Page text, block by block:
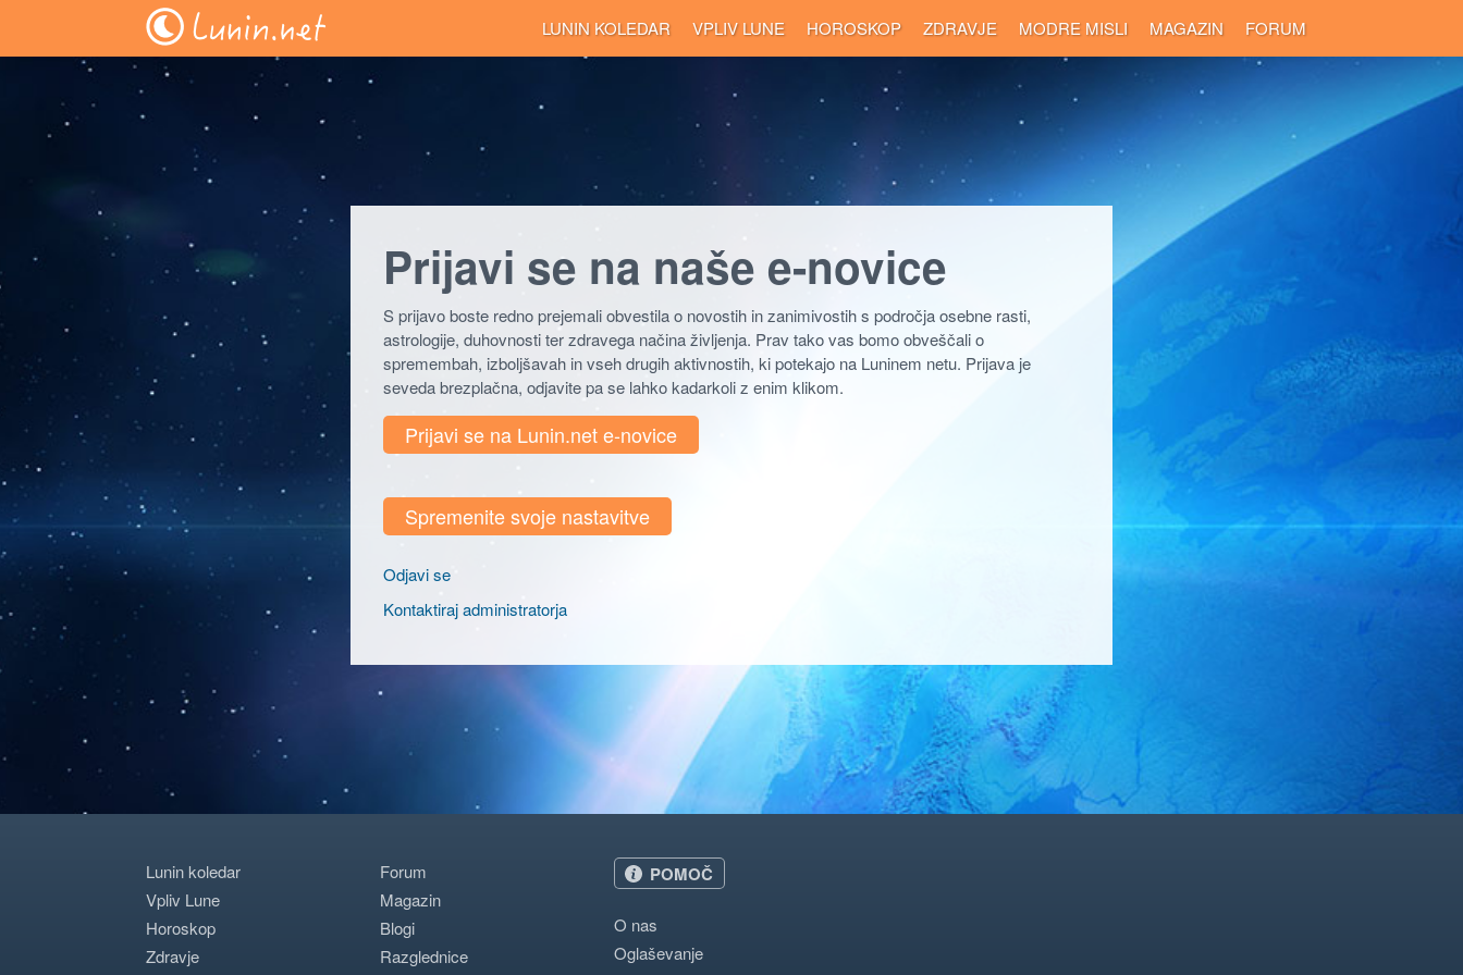
LUNIN KOLEDAR VPLIV LUNE HOROSKOP ZDRAVJE MODRE MISLI MAGAZIN FORUM
Prijavi se na naše e-novice
S prijavo boste redno prejemali obvestila o novostih in zanimivostih s področja osebne rasti,
astrologije, duhovnosti ter zdravega načina življenja. Prav tako vas bomo obveščali o
spremembah, izboljšavah in vseh drugih aktivnostih, ki potekajo na Luninem netu. Prijava je
seveda brezplačna, odjavite pa se lahko kadarkoli z enim klikom.
Prijavi se na Lunin.net e-novice
Spremenite svoje nastavitve
Odjavi se
Kontaktiraj administratorja
Lunin koledar
Vpliv Lune
Horoskop
Zdravje
Forum
Magazin
Blogi
Razglednice
POMOČ
O nas
Oglaševanje